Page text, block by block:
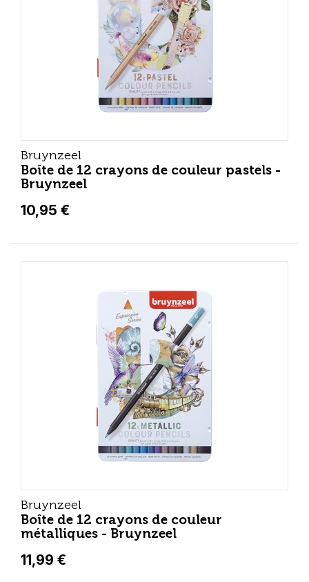
Bruynzeel
Boîte de 12 crayons de couleur pastels -
Bruynzeel
10,95 €
Bruynzeel
Boîte de 12 crayons de couleur
métalliques - Bruynzeel
11,99 €